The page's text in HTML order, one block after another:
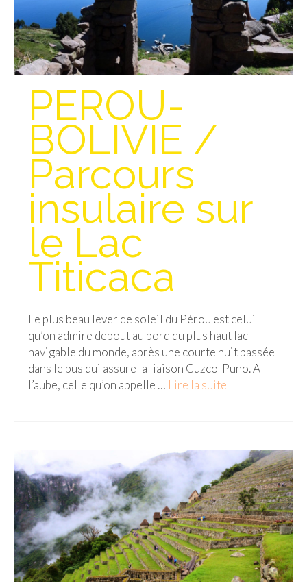
PEROU-
BOLIVIE /
Parcours
insulaire sur
le Lac
Titicaca
Le plus beau lever de soleil du Pérou est celui
qu’on admire debout au bord du plus haut lac
navigable du monde, après une courte nuit passée
dans le bus qui assure la liaison Cuzco-Puno. A
l’aube, celle qu’on appelle … Lire la suite­­